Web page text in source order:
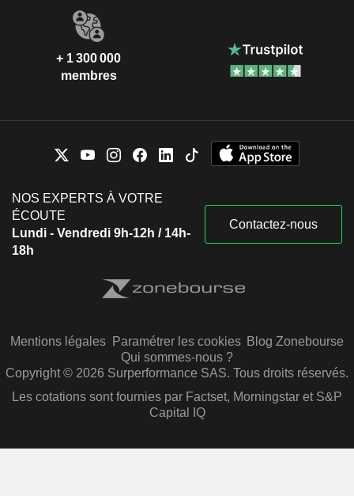
+ 1 300 000
membres
NOS EXPERTS À VOTRE
ÉCOUTE
Lundi - Vendredi 9h-12h / 14h-
18h
Contactez-nous
Mentions légales Paramétrer les cookies Blog Zonebourse
Qui sommes-nous ?
Copyright © 2026 Surperformance SAS. Tous droits réservés.
Les cotations sont fournies par Factset, Morningstar et S&P
Capital IQ